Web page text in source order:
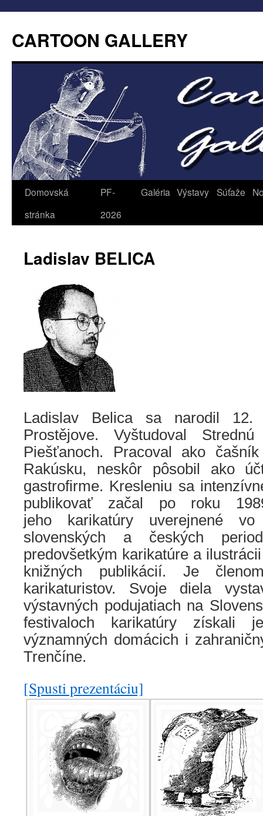
CARTOON GALLERY
Domovská
stránka
PF-
2026
Galéria Výstavy Súťaže
Ladislav BELICA
Ladislav Belica sa narodil 12.
Prostějove. Vyštudoval
Piešťanoch. Pracoval ako
Rakúsku, neskôr pôsobil ako
gastrofirme. Kresleniu sa
publikovať začal po roku
jeho karikatúry uverejnené
slovenských a českých
predovšetkým karikatúre a
knižných publikácií. Je
karikaturistov. Svoje diela
výstavných podujatiach na
festivaloch karikatúry získali
významných domácich i
Trenčíne.
[Spusti prezentáciu]